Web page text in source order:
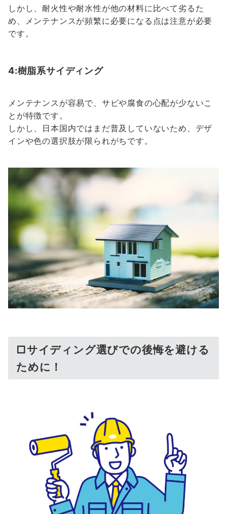
しかし、耐火性や耐水性が他の材料に比べて劣るた
め、メンテナンスが頻繁に必要になる点は注意が必要
です。
4:樹脂系サイディング
メンテナンスが容易で、サビや腐食の心配が少ないこ
とが特徴です。
しかし、日本国内ではまだ普及していないため、デザ
インや色の選択肢が限られがちです。
□サイディング選びでの後悔を避ける
ために！